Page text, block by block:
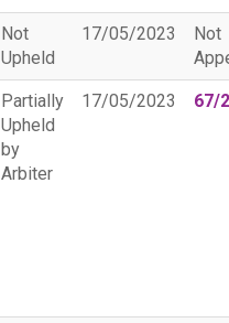
Not
Upheld
17/05/2023
Not
Partially
Upheld
by
Arbiter
17/05/2023 67/